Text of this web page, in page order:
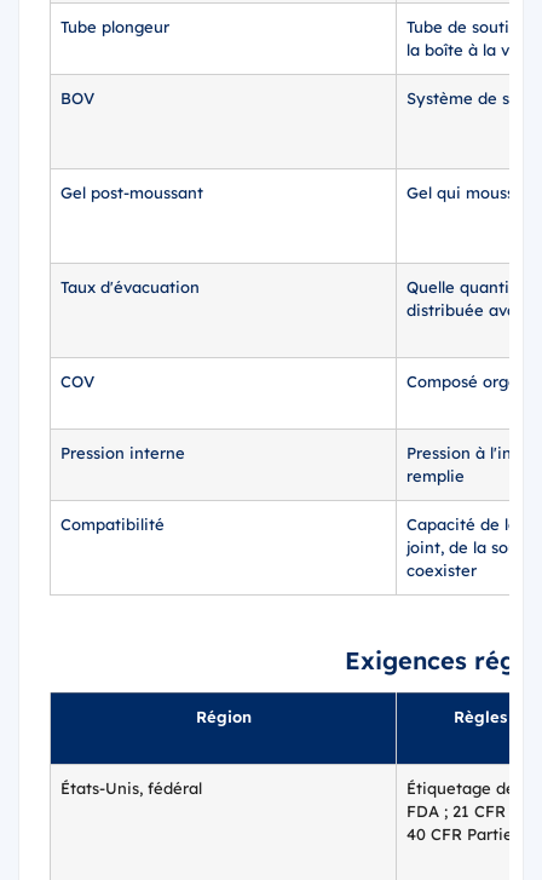
Tube plongeur
Tube de
la boîte à la
BOV Système de sac
Gel post-moussant Gel qui mousse
Taux d'évacuation
Quelle quantité
distribuée avant
COV Composé
Pression interne
Pression à
remplie
Compatibilité
Capacité de la
joint, de la
coexister
Exigences
Région Règles ou
États-Unis, fédéral
Étiquetage des
FDA ; 21 CFR
40 CFR Partie 59